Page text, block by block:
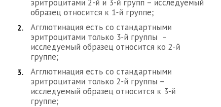
эритроцитами 2-й и 3-й групп – исследуемый
образец относится к 1-й группе;
Агглютинация есть со стандартными
эритроцитами только 3-й группы –
исследуемый образец относится ко 2-й
группе;
Агглютинация есть со стандартными
эритроцитами только 2-й группы –
исследуемый образец относится к 3-й
группе;